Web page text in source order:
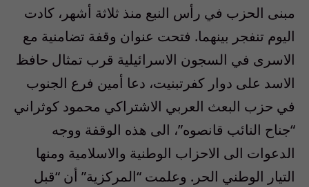
مبنى الحزب في رأس النبع منذ ثلاثة أشهر، كادت
اليوم تنفجر بينهما. فتحت عنوان وقفة تضامنية مع
الاسرى في السجون الاسرائيلية قرب تمثال حافظ
الاسد على دوار كفرتبنيت، دعا أمين فرع الجنوب
في حزب البعث العربي الاشتراكي محمود كوثراني
“جناح النائب قانصوه”، الى هذه الوقفة ووجه
الدعوات الى الاحزاب الوطنية والاسلامية ومنها
التيار الوطني الحر. وعلمت “المركزية” أن “قبل